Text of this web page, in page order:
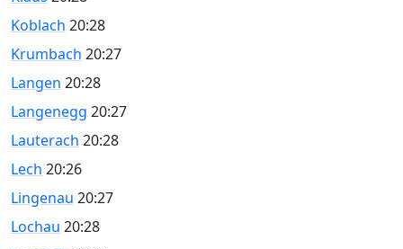
Koblach 20:28
Krumbach 20:27
Langen 20:28
Langenegg 20:27
Lauterach 20:28
Lech 20:26
Lingenau 20:27
Lochau 20:28